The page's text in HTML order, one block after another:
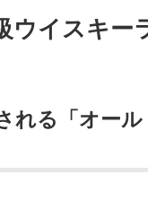
ウイスキー
る「オール